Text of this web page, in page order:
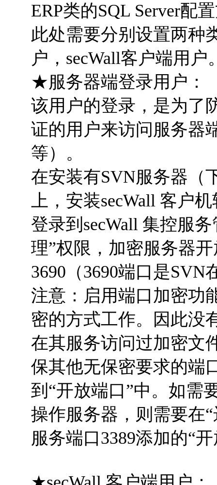
ERP类的SQL Server配
此处需要分别设置两种
户，secWall客户端用
★服务器端登录用户：
该用户的登录，是为了
证的用户来访问服务器
等）。
在安装有SVN服务器（
上，安装secWall 客户
登录到secWall 集控服
理”权限，加密服务器
3690（3690端口是
注意：启用端口加密功
密的方式工作。因此没
在其服务访问过加密文
保其他无保密要求的端
到“开放端口”中。如需
操作服务器，则需要在
服务端口3389添加的“